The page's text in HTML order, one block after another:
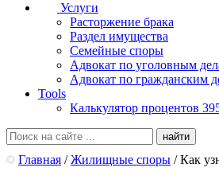
Услуги
Расторжение брака
Раздел имущества
Семейные споры
Адвокат по уголовным
Адвокат по гражданским
Tools
Калькулятор процентов
Главная / Жилищные споры / Как